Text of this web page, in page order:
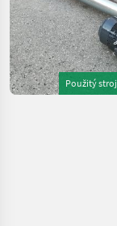
Použitý stroj